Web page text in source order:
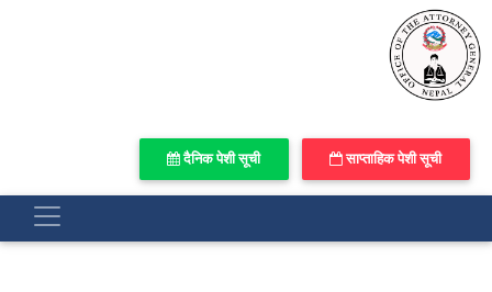
दैनिक पेशी सूची साप्ताहिक पेशी सूची